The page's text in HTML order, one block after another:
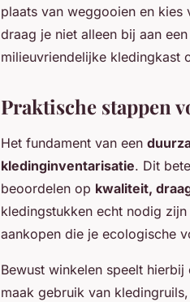
plaats van weggooien en
draag je niet alleen bij aan
milieuvriendelijke kledingkast
Praktische stappen
Het fundament van een
kledinginventarisatie. Dit
beoordelen op kwaliteit,
kledingstukken echt nodig
aankopen die je ecologische
Bewust winkelen speelt
maak gebruik van